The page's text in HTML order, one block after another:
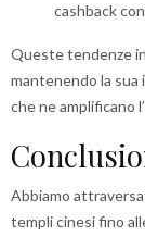
cashback
Queste tendenze
mantenendo la
che ne amplificano
Abbiamo
templi cinesi fino